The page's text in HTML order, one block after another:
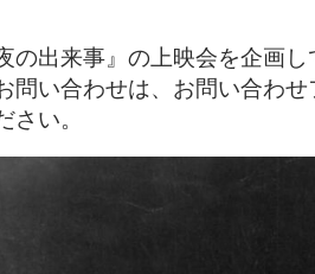
出来事』の上映会を企画
い合わせは、お問い合わ
い。